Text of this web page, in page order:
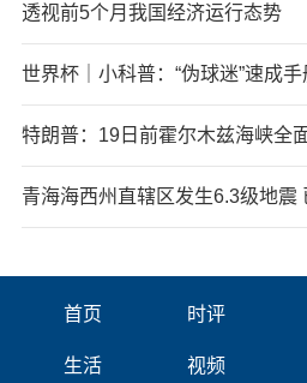
透视前5个月我国经济运行态势
世界杯｜小科普：“伪球迷”速成手
特朗普：19日前霍尔木兹海峡全
青海海西州直辖区发生6.3级地震
首页 时评
生活 视频